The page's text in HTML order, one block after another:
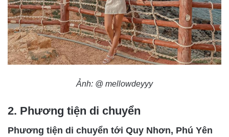
Ảnh: @ mellowdeyyy
2. Phương tiện di chuyển
Phương tiện di chuyển tới Quy Nhơn, Phú Yên